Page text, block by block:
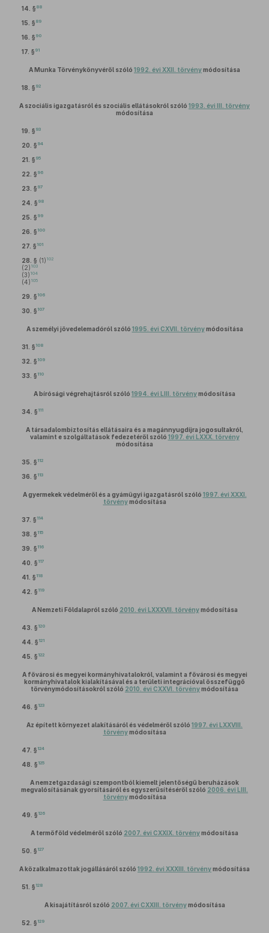
14. § 88
15. § 89
16. § 90
17. § 91
A Munka Törvénykönyvéről szóló 1992. évi XXII. törvénymódosítása
18. § 92
A szociális igazgatásról és szociális ellátásokról szóló 1993. évi III. törvény
módosítása
19. § 93
20. § 94
21. § 95
22. § 96
23. § 97
24. § 98
25. § 99
26. § 100
27. § 101
28. § (1) 102
(2) 103
(3) 104
(4) 105
29. § 106
30. § 107
A személyi jövedelemadóról szóló 1995. évi CXVII. törvénymódosítása
31. § 108
32. § 109
33. § 110
A bírósági végrehajtásról szóló 1994. évi LIII. törvénymódosítása
34. § 111
A társadalombiztosítás ellátásaira és a magánnyugdíjra jogosultakról,
valamint e szolgáltatások fedezetéről szóló 1997. évi LXXX. törvény
módosítása
35. § 112
36. § 113
A gyermekek védelméről és a gyámügyi igazgatásról szóló 1997. évi XXXI.
törvénymódosítása
37. § 114
38. § 115
39. § 116
40. § 117
41. § 118
42. § 119
A Nemzeti Földalapról szóló 2010. évi LXXXVII. törvénymódosítása
43. § 120
44. § 121
45. § 122
A fővárosi és megyei kormányhivatalokról, valamint a fővárosi és megyei
kormányhivatalok kialakításával és a területi integrációval összefüggő
törvénymódosításokról szóló 2010. évi CXXVI. törvénymódosítása
46. § 123
Az épített környezet alakításáról és védelméről szóló 1997. évi LXXVIII.
törvénymódosítása
47. § 124
48. § 125
A nemzetgazdasági szempontból kiemelt jelentőségű beruházások
megvalósításának gyorsításáról és egyszerűsítéséről szóló 2006. évi LIII.
törvénymódosítása
49. § 126
A termőföld védelméről szóló 2007. évi CXXIX. törvénymódosítása
50. § 127
A közalkalmazottak jogállásáról szóló 1992. évi XXXIII. törvénymódosítása
51. § 128
A kisajátításról szóló 2007. évi CXXIII. törvénymódosítása
52. § 129